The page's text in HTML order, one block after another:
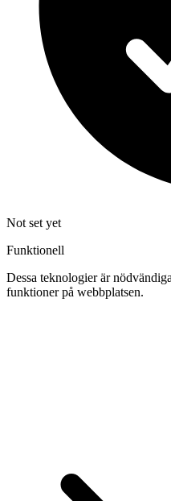
Not set yet
Funktionell
Dessa teknologier är
funktioner på webbplatsen.